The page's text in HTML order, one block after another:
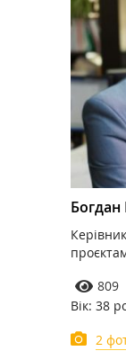
Богдан
809
Вік: 38
2